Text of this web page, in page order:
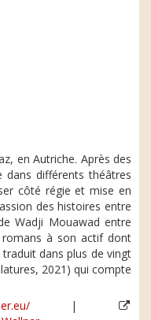
en Autriche. Après des
différents théâtres
côté régie et mise en
des histoires entre
Wadji Mouawad entre
romans à son actif dont
dans plus de vingt
2021) qui compte
|